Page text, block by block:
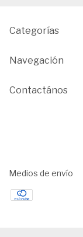
Categorías
Navegación
Contactános
Medios de envío